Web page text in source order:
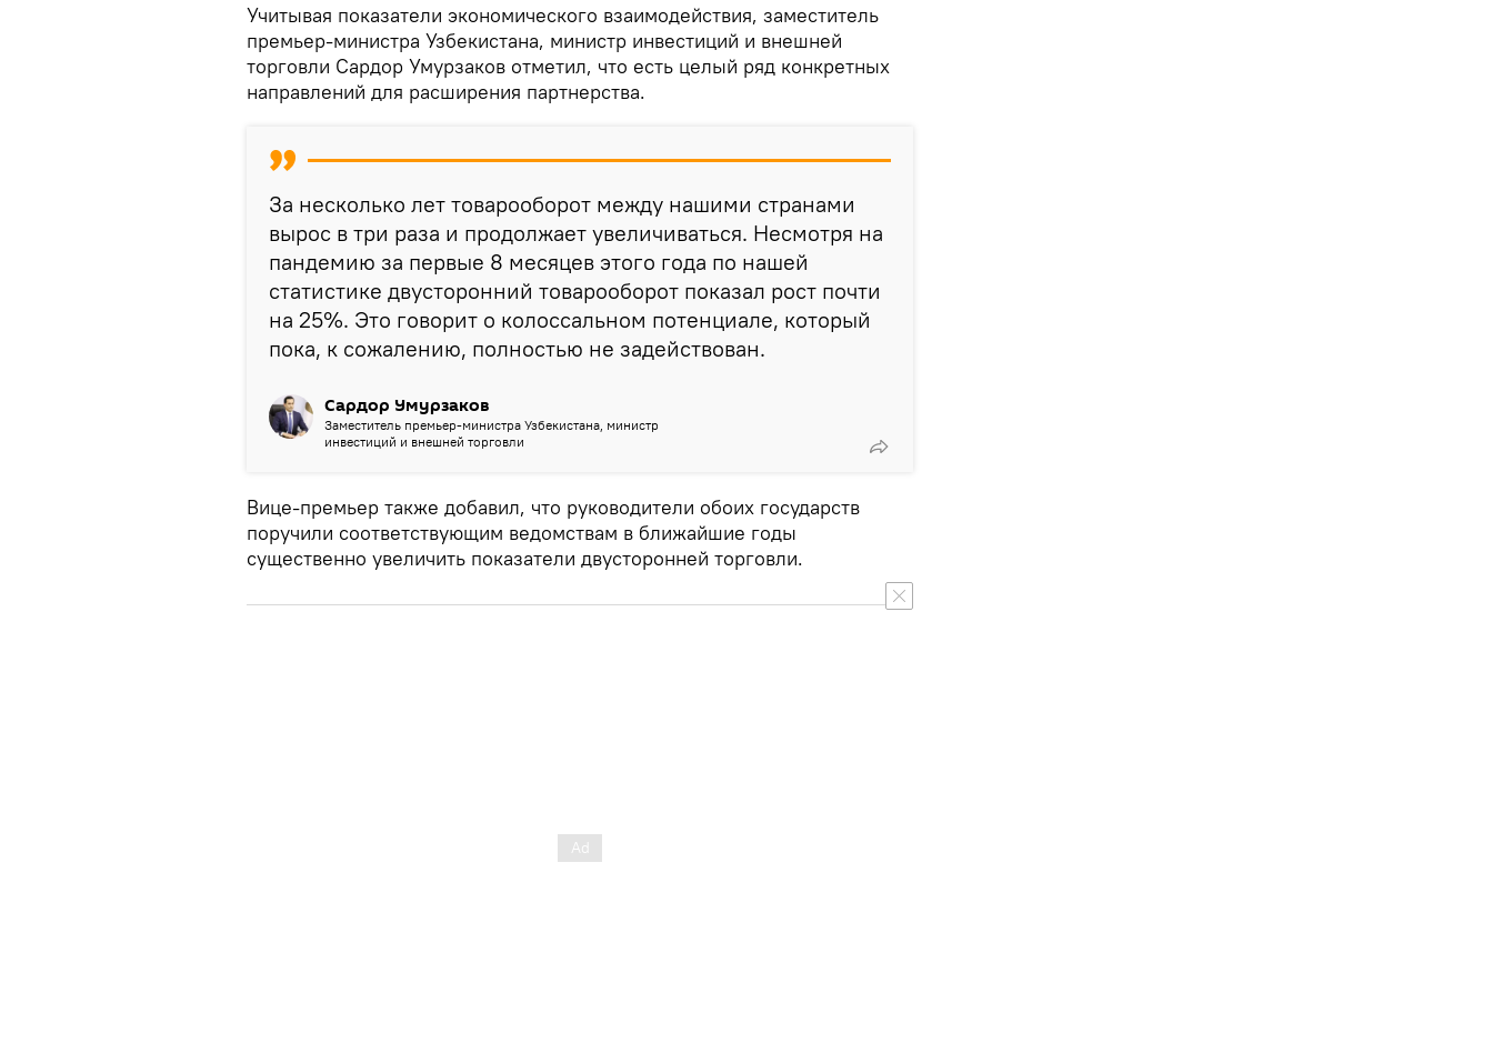
Учитывая показатели экономического взаимодействия, заместитель
премьер-министра Узбекистана, министр инвестиций и внешней
торговли Сардор Умурзаков отметил, что есть целый ряд конкретных
направлений для расширения партнерства.
За несколько лет товарооборот между нашими странами
вырос в три раза и продолжает увеличиваться. Несмотря на
пандемию за первые 8 месяцев этого года по нашей
статистике двусторонний товарооборот показал рост почти
на 25%. Это говорит о колоссальном потенциале, который
пока, к сожалению, полностью не задействован.
Сардор Умурзаков
Заместитель премьер-министра Узбекистана, министр
инвестиций и внешней торговли
Вице-премьер также добавил, что руководители обоих государств
поручили соответствующим ведомствам в ближайшие годы
существенно увеличить показатели двусторонней торговли.